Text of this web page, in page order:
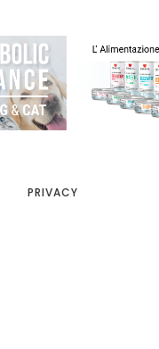
PRIVACY